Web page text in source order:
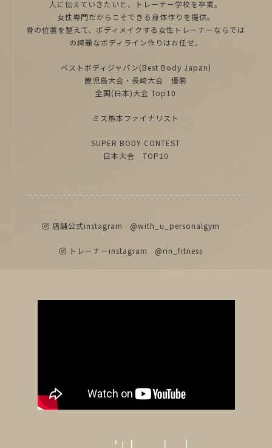
人に伝えていきたいと、トレーナー学校を卒業。
女性専門だからこそできる身体作りを提供。
骨の位置を整えて、ボディメイクする女性トレーナーならでは
の綺麗なボディライン作りはお任せ。
ベストボディジャパン(Best Body Japan)
鹿児島大会・長崎大会 優勝
全国(日本)大会 Top10
ミス熊本ファイナリスト
SUPER BODY CONTEST
日本大会 TOP10
店舗公式instagram @with_u_personalgym
トレーナーinstagram @rin_fitness